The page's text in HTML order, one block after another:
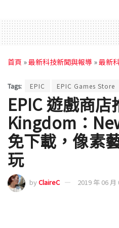
首頁 »最新科技新聞與報導 »最新
Tags: EPIC EPIC Games Store
EPIC 遊戲商店
Kingdom：
免下載，像素
玩
byClaireC 2019 年 06 月